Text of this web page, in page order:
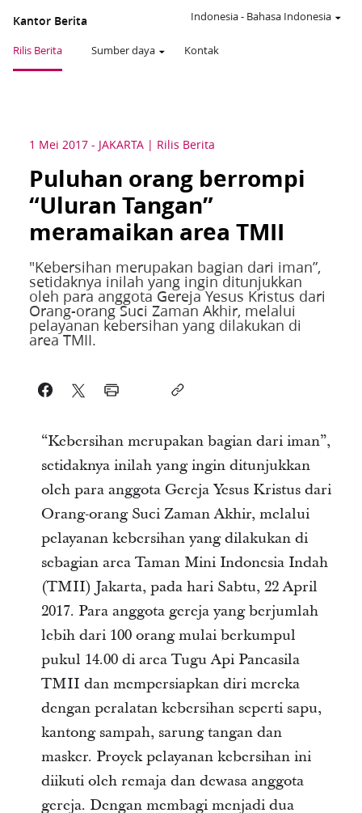
Kantor Berita
Rilis Berita Sumber daya Kontak
Indonesia- Bahasa Indonesia
1 Mei 2017 - JAKARTA Rilis Berita
Puluhan orang berrompi
“Uluran Tangan”
meramaikan area TMII
"Kebersihan merupakan bagian dari iman”,
setidaknya inilah yang ingin ditunjukkan
oleh para anggota Gereja Yesus Kristus dari
Orang-orang Suci Zaman Akhir, melalui
pelayanan kebersihan yang dilakukan di
area TMII.
“Kebersihan merupakan bagian dari iman”,
setidaknya inilah yang ingin ditunjukkan
oleh para anggota Gereja Yesus Kristus dari
Orang-orang Suci Zaman Akhir, melalui
pelayanan kebersihan yang dilakukan di
sebagian area Taman Mini Indonesia Indah
(TMII) Jakarta, pada hari Sabtu, 22 April
2017. Para anggota gereja yang berjumlah
lebih dari 100 orang mulai berkumpul
pukul 14.00 di area Tugu Api Pancasila
TMII dan mempersiapkan diri mereka
dengan peralatan kebersihan seperti sapu,
kantong sampah, sarung tangan dan
masker. Proyek pelayanan kebersihan ini
diikuti oleh remaja dan dewasa anggota
gereja. Dengan membagi menjadi dua